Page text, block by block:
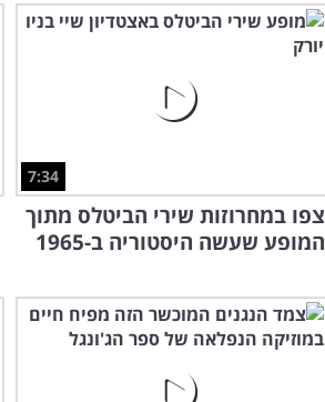
7:34
צפו במחרוזות שירי הביטלס מתוך
המופע שעשה היסטוריה ב-1965